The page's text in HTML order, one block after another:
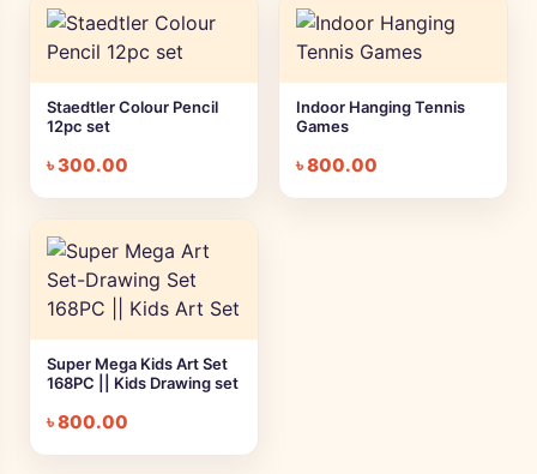
Staedtler Colour Pencil
12pc set
৳300.00
Indoor Hanging Tennis
Games
৳800.00
Super Mega Kids Art Set
168PC || Kids Drawing set
৳800.00